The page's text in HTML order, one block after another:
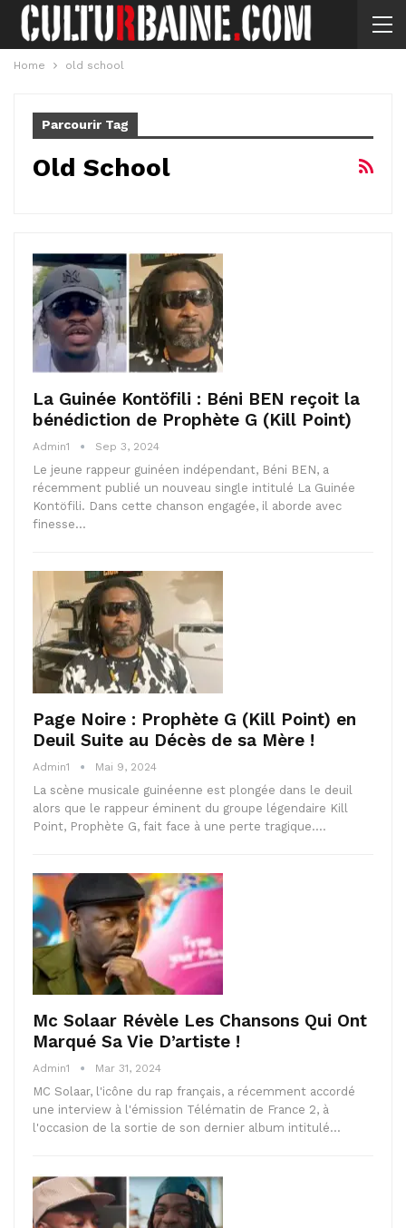
Home old school
Parcourir Tag
Old School
La Guinée Kontöfili : Béni BEN reçoit la
bénédiction de Prophète G (Kill Point)
Admin1 Sep 3, 2024
Le jeune rappeur guinéen indépendant, Béni BEN, a
récemment publié un nouveau single intitulé La Guinée
Kontöfili. Dans cette chanson engagée, il aborde avec
finesse…
Page Noire : Prophète G (Kill Point) en
Deuil Suite au Décès de sa Mère !
Admin1 Mai 9, 2024
La scène musicale guinéenne est plongée dans le deuil
alors que le rappeur éminent du groupe légendaire Kill
Point, Prophète G, fait face à une perte tragique.…
Mc Solaar Révèle Les Chansons Qui Ont
Marqué Sa Vie D’artiste !
Admin1 Mar 31, 2024
MC Solaar, l'icône du rap français, a récemment accordé
une interview à l'émission Télématin de France 2, à
l'occasion de la sortie de son dernier album intitulé…